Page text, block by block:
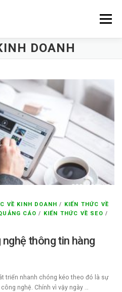
Menu
CÔNG NGHỆ
HỆ
DOANH
VỀ KINH DOANH / KIẾN THỨC VỀ
CÁO / KIẾN THỨC VỀ SEO /
thông tin hàng
triển nhanh chóng kéo theo đó là sự
nghệ. Chính vì vậy ngày …